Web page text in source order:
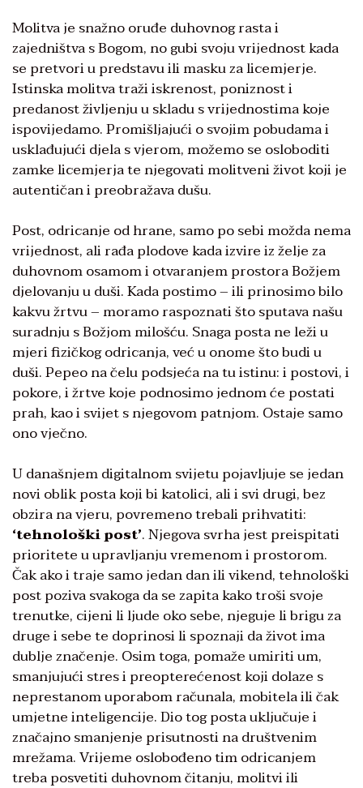
Molitva je snažno oruđe duhovnog rasta i
zajedništva s Bogom, no gubi svoju vrijednost kada
se pretvori u predstavu ili masku za licemjerje.
Istinska molitva traži iskrenost, poniznost i
predanost življenju u skladu s vrijednostima koje
ispovijedamo. Promišljajući o svojim pobudama i
usklađujući djela s vjerom, možemo se osloboditi
zamke licemjerja te njegovati molitveni život koji je
autentičan i preobražava dušu.
Post, odricanje od hrane, samo po sebi možda nema
vrijednost, ali rađa plodove kada izvire iz želje za
duhovnom osamom i otvaranjem prostora Božjem
djelovanju u duši. Kada postimo – ili prinosimo bilo
kakvu žrtvu – moramo raspoznati što sputava našu
suradnju s Božjom milošću. Snaga posta ne leži u
mjeri fizičkog odricanja, već u onome što budi u
duši. Pepeo na čelu podsjeća na tu istinu: i postovi, i
pokore, i žrtve koje podnosimo jednom će postati
prah, kao i svijet s njegovom patnjom. Ostaje samo
ono vječno.
U današnjem digitalnom svijetu pojavljuje se jedan
novi oblik posta koji bi katolici, ali i svi drugi, bez
obzira na vjeru, povremeno trebali prihvatiti:
‘tehnološki post’. Njegova svrha jest preispitati
prioritete u upravljanju vremenom i prostorom.
Čak ako i traje samo jedan dan ili vikend, tehnološki
post poziva svakoga da se zapita kako troši svoje
trenutke, cijeni li ljude oko sebe, njeguje li brigu za
druge i sebe te doprinosi li spoznaji da život ima
dublje značenje. Osim toga, pomaže umiriti um,
smanjujući stres i preopterećenost koji dolaze s
neprestanom uporabom računala, mobitela ili čak
umjetne inteligencije. Dio tog posta uključuje i
značajno smanjenje prisutnosti na društvenim
mrežama. Vrijeme oslobođeno tim odricanjem
treba posvetiti duhovnom čitanju, molitvi ili